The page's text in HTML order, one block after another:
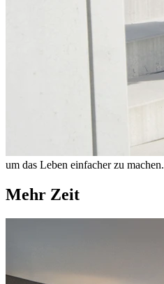
um das Leben einfacher zu machen.
Mehr Zeit